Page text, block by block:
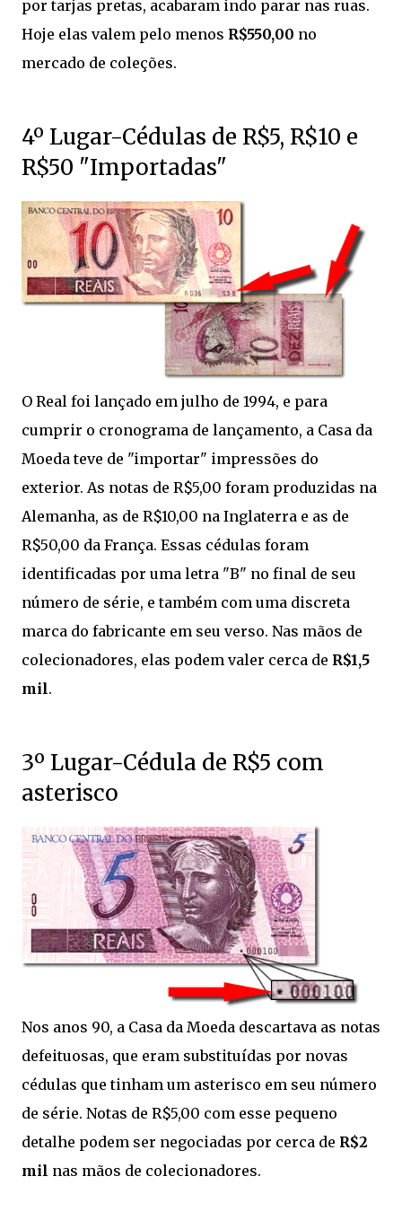
por tarjas pretas, acabaram indo parar nas ruas.
Hoje elas valem pelo menos R$550,00 no
mercado de coleções.
4º Lugar-Cédulas de R$5, R$10 e
R$50 "Importadas"
O Real foi lançado em julho de 1994, e para
cumprir o cronograma de lançamento, a Casa da
Moeda teve de "importar" impressões do
exterior. As notas de R$5,00 foram produzidas na
Alemanha, as de R$10,00 na Inglaterra e as de
R$50,00 da França. Essas cédulas foram
identificadas por uma letra "B" no final de seu
número de série, e também com uma discreta
marca do fabricante em seu verso. Nas mãos de
colecionadores, elas podem valer cerca de R$1,5
mil.
3º Lugar-Cédula de R$5 com
asterisco
Nos anos 90, a Casa da Moeda descartava as notas
defeituosas, que eram substituídas por novas
cédulas que tinham um asterisco em seu número
de série. Notas de R$5,00 com esse pequeno
detalhe podem ser negociadas por cerca de R$2
mil nas mãos de colecionadores.